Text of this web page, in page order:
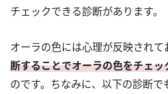
チェックできる診断があります。
オーラの色には心理が反映されて
断することでオーラの色をチェッ
のです。ちなみに、以下の診断